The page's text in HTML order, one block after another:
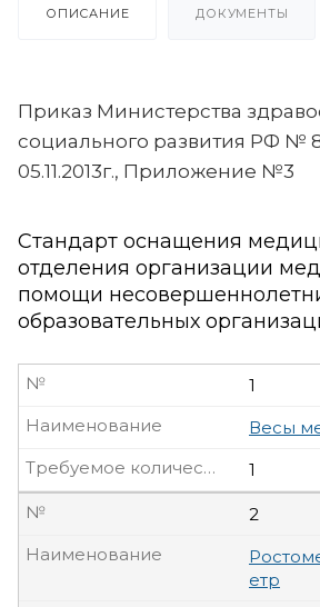
ОПИСАНИЕ ДОКУМЕНТЫ
Приказ Министерства
социального развития РФ №
05.11.2013г., Приложение №3
Стандарт оснащения
отделения организации
помощи
образовательных
1
№
Весы
Наименование
1
Требуемое количество, шт
2
№
етр
Наименование